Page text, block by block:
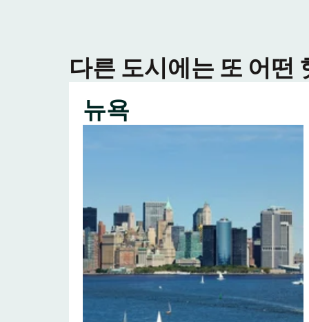
다른 도시에는 또 어떤
뉴욕